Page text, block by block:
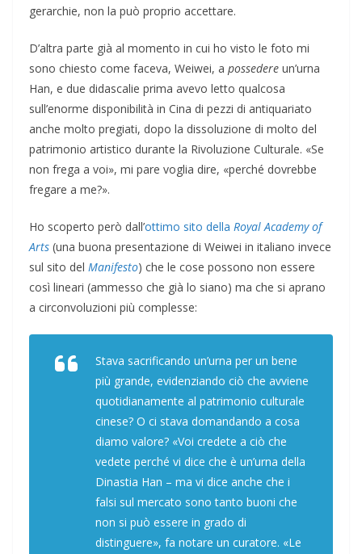
gerarchie, non la può proprio accettare.
D’altra parte già al momento in cui ho visto le foto mi
sono chiesto come faceva, Weiwei, a possedere un’urna
Han, e due didascalie prima avevo letto qualcosa
sull’enorme disponibilità in Cina di pezzi di antiquariato
anche molto pregiati, dopo la dissoluzione di molto del
patrimonio artistico durante la Rivoluzione Culturale. «Se
non frega a voi», mi pare voglia dire, «perché dovrebbe
fregare a me?».
Ho scoperto però dall’ottimo sito della Royal Academy of
Arts (una buona presentazione di Weiwei in italiano invece
sul sito del Manifesto) che le cose possono non essere
così lineari (ammesso che già lo siano) ma che si aprano
a circonvoluzioni più complesse:
Stava sacrificando un’urna per un bene
più grande, evidenziando ciò che avviene
quotidianamente al patrimonio culturale
cinese? O ci stava domandando a cosa
diamo valore? «Voi credete a ciò che
vedete perché vi dice che è un’urna della
Dinastia Han – ma vi dice anche che i
falsi sul mercato sono tanto buoni che
non si può essere in grado di
distinguere», fa notare un curatore. «Le